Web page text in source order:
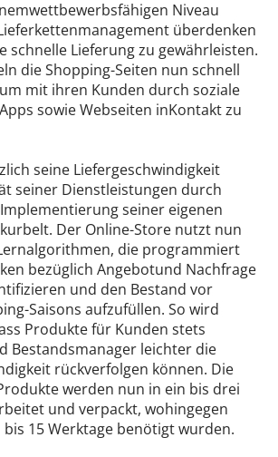
Niveau
überdenken
schnelle Lieferung zu gewährleisten.
die Shopping-Seiten nun schnell
mit ihren Kunden durch soziale
sowie Webseiten inKontakt zu
seine Liefergeschwindigkeit
seiner Dienstleistungen durch
seiner eigenen
Der Online-Store nutzt nun
die programmiert
bezüglich Angebotund Nachfrage
und den Bestand vor
Saisons aufzufüllen. So wird
Produkte für Kunden stets
Bestandsmanager leichter die
rückverfolgen können. Die
werden nun in ein bis drei
und verpackt, wohingegen
15 Werktage benötigt wurden.